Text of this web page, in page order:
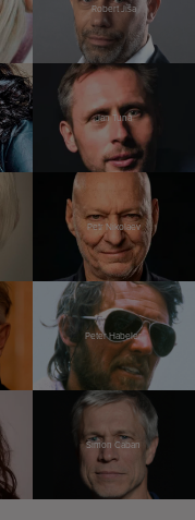
Robert Jíša
Jan Tuna
Petr Nikolaev
Peter Habeler
Šimon Caban